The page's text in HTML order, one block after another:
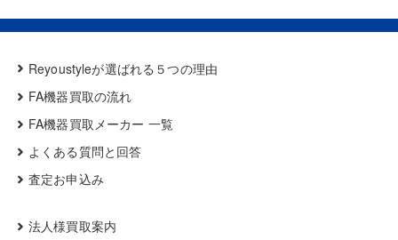
Reyoustyleが選ばれる５つの理由
FA機器買取の流れ
FA機器買取メーカー 一覧
よくある質問と回答
査定お申込み
法人様買取案内